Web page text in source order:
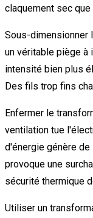
claquement sec
Sous-dimensionner
un véritable piège à
intensité bien plus
Des fils trop fins
Enfermer le
ventilation tue
d'énergie génère de
provoque une
sécurité thermique
Utiliser un